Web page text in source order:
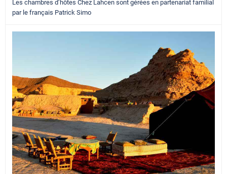
Les chambres d’hôtes Chez Lahcen sont gérées en partenariat familial
par le français Patrick Simo